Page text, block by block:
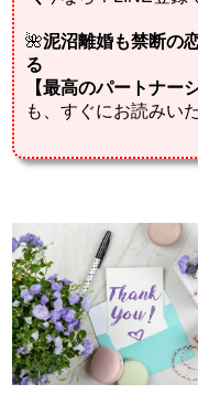
🌺泥沼離婚も禁断の
る
【最高のパートナー
も、すぐにお読みい